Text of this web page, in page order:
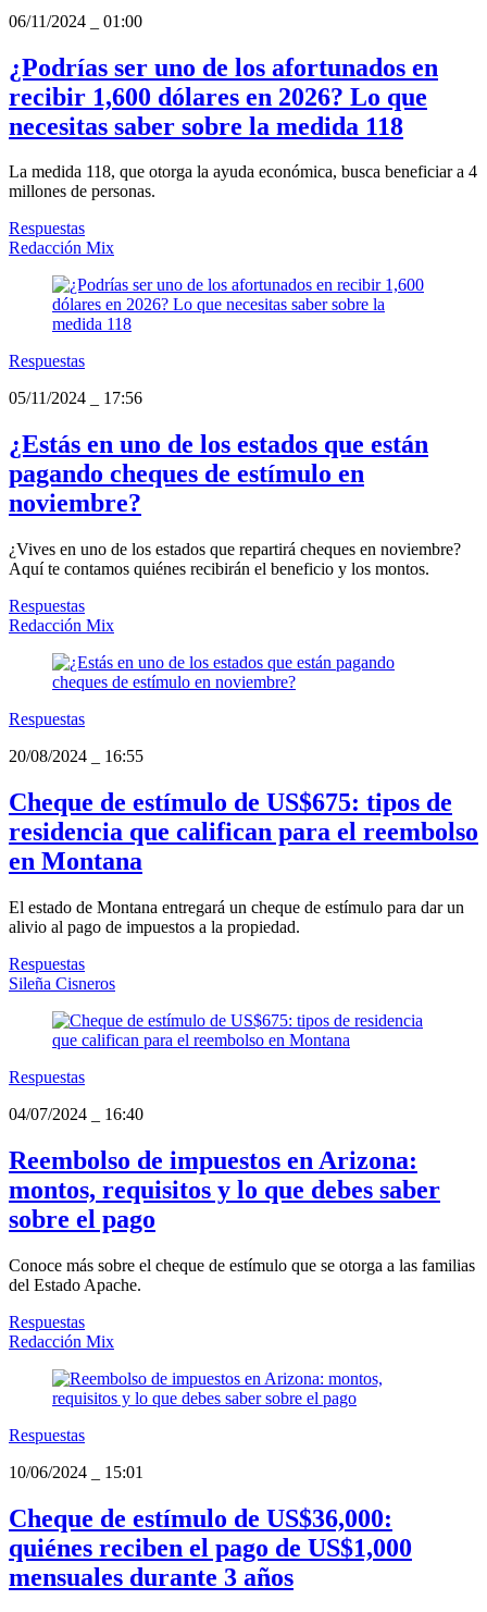
06/11/2024
01:00
¿Podrías ser uno de los afortunados en
recibir 1,600 dólares en 2026? Lo que
necesitas saber sobre la medida 118
La medida 118, que otorga la ayuda económica, busca beneficiar a 4
millones de personas.
Respuestas
Redacción Mix
Respuestas
05/11/2024
17:56
¿Estás en uno de los estados que están
pagando cheques de estímulo en
noviembre?
¿Vives en uno de los estados que repartirá cheques en noviembre?
Aquí te contamos quiénes recibirán el beneficio y los montos.
Respuestas
Redacción Mix
Respuestas
20/08/2024
16:55
Cheque de estímulo de US$675: tipos de
residencia que califican para el reembolso
en Montana
El estado de Montana entregará un cheque de estímulo para dar un
alivio al pago de impuestos a la propiedad.
Respuestas
Sileña Cisneros
Respuestas
04/07/2024
16:40
Reembolso de impuestos en Arizona:
montos, requisitos y lo que debes saber
sobre el pago
Conoce más sobre el cheque de estímulo que se otorga a las familias
del Estado Apache.
Respuestas
Redacción Mix
Respuestas
10/06/2024
15:01
Cheque de estímulo de US$36,000:
quiénes reciben el pago de US$1,000
mensuales durante 3 años